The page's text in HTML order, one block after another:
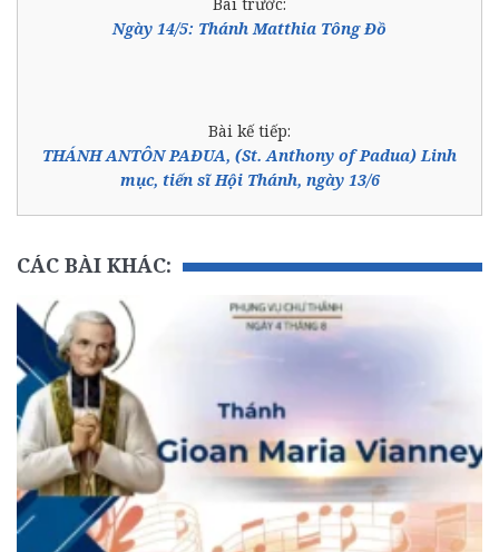
Ngày 14/5: Thánh Matthia Tông Đồ
Bài kế tiếp:
THÁNH ANTÔN PAĐUA, (St. Anthony of Padua) Linh
mục, tiến sĩ Hội Thánh, ngày 13/6
CÁC BÀI KHÁC: